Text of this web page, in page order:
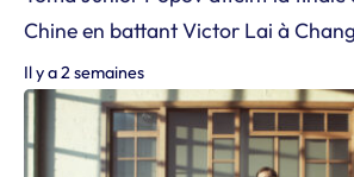
Chine en battant Victor Lai à
Il y a 2 semaines